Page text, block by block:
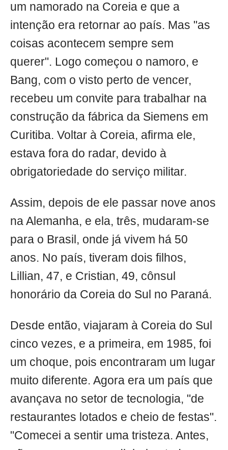
um namorado na Coreia e que a
intenção era retornar ao país. Mas "as
coisas acontecem sempre sem
querer". Logo começou o namoro, e
Bang, com o visto perto de vencer,
recebeu um convite para trabalhar na
construção da fábrica da Siemens em
Curitiba. Voltar à Coreia, afirma ele,
estava fora do radar, devido à
obrigatoriedade do serviço militar.
Assim, depois de ele passar nove anos
na Alemanha, e ela, três, mudaram-se
para o Brasil, onde já vivem há 50
anos. No país, tiveram dois filhos,
Lillian, 47, e Cristian, 49, cônsul
honorário da Coreia do Sul no Paraná.
Desde então, viajaram à Coreia do Sul
cinco vezes, e a primeira, em 1985, foi
um choque, pois encontraram um lugar
muito diferente. Agora era um país que
avançava no setor de tecnologia, "de
restaurantes lotados e cheio de festas".
"Comecei a sentir uma tristeza. Antes,